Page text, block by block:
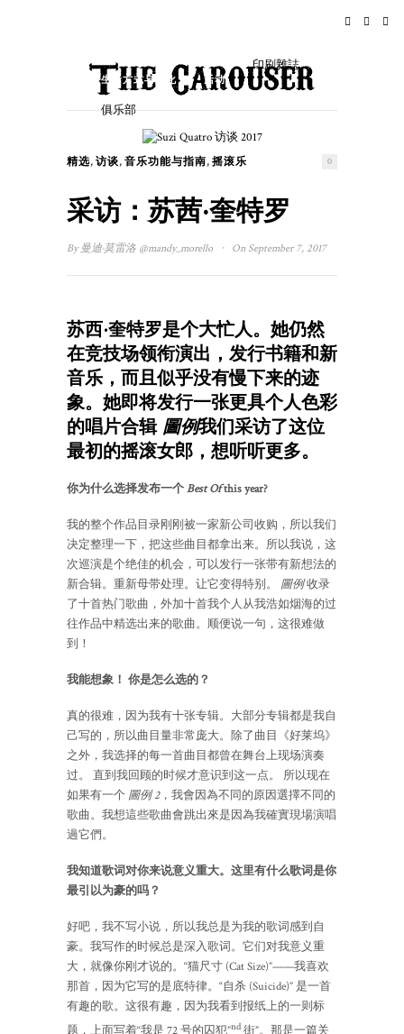
生活方式与文化 活动
印刷雜誌
俱乐部
精选, 访谈, 音乐功能与指南, 摇滚乐 0
采访：苏茜·奎特罗
By 曼迪·莫雷洛 @mandy_morello · On September 7, 2017
苏西·奎特罗是个大忙人。她仍然
在竞技场领衔演出，发行书籍和新
音乐，而且似乎没有慢下来的迹
象。她即将发行一张更具个人色彩
的唱片合辑 圖例我们采访了这位
最初的摇滚女郎，想听听更多。
你为什么选择发布一个Best Ofthis year?
我的整个作品目录刚刚被一家新公司收购，所以我们
决定整理一下，把这些曲目都拿出来。所以我说，这
次巡演是个绝佳的机会，可以发行一张带有新想法的
新合辑。重新母带处理。让它变得特别。 圖例收录
了十首热门歌曲，外加十首我个人从我浩如烟海的过
往作品中精选出来的歌曲。顺便说一句，这很难做
到！
我能想象！ 你是怎么选的？
真的很难，因为我有十张专辑。大部分专辑都是我自
己写的，所以曲目量非常庞大。除了曲目《好莱坞》
之外，我选择的每一首曲目都曾在舞台上现场演奏
过。 直到我回顾的时候才意识到这一点。 所以现在
如果有一个 圖例 2，我會因為不同的原因選擇不同的
歌曲。我想這些歌曲會跳出來是因為我確實現場演唱
過它們。
我知道歌词对你来说意义重大。这里有什么歌词是你
最引以为豪的吗？
好吧，我不写小说，所以我总是为我的歌词感到自
豪。我写作的时候总是深入歌词。它们对我意义重
大，就像你刚才说的。“猫尺寸 (Cat Size)”——我喜欢
那首，因为它写的是底特律。“自杀 (Suicide)” 是一首
有趣的歌。这很有趣，因为我看到报纸上的一则标
nd